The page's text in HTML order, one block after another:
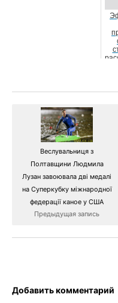
Веслувальниця з
Полтавщини Людмила
Лузан завоювала дві медалі
на Суперкубку міжнародної
федерації каное у США
Предыдущая запись
Добавить комментарий